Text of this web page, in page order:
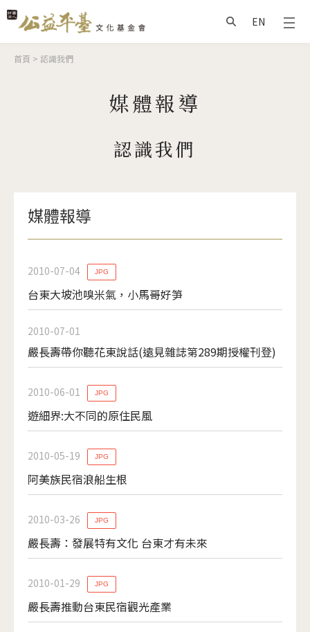
搜尋
EN
您在這裡
首頁 > 認識我們
媒體報導
認識我們
媒體報導
2010-07-04
台東大坡池嗅米氣，小馬哥好笋
JPG
2010-07-01
嚴長壽帶你聽花東說話(遠見雜誌第289期授權刊登)
2010-06-01
遊細界:大不同的原住民風
JPG
2010-05-19
阿美族民宿浪船生根
JPG
2010-03-26
嚴長壽：發展特有文化 台東才有未來
JPG
2010-01-29
嚴長壽推動台東民宿觀光產業
JPG